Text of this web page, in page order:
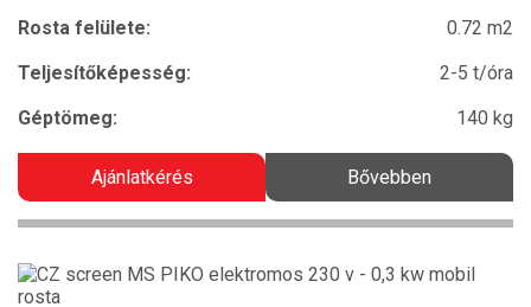
Rosta felülete:
0.72 m2
Teljesítőképesség:
2-5 t/óra
Géptömeg:
140 kg
Ajánlatkérés Bővebben